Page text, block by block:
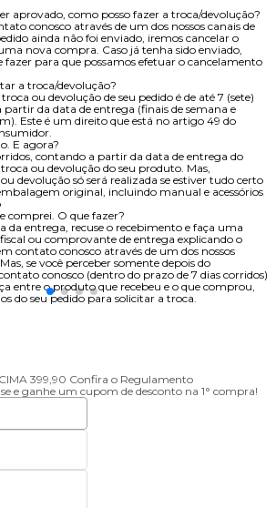
aprovado, como posso fazer a troca/devolução?
conosco através de um dos nossos canais de
ainda não foi enviado, iremos cancelar o
nova compra. Caso já tenha sido enviado,
fazer para que possamos efetuar o cancelamento
a troca/devolução?
ou devolução de seu pedido é de até 7 (sete)
partir da data de entrega (finais de semana e
Este é um direito que está no artigo 49 do
E agora?
contando a partir da data de entrega do
ou devolução do seu produto. Mas,
devolução só será realizada se estiver tudo certo
original, incluindo manual e acessórios
comprei. O que fazer?
da entrega, recuse o recebimento e faça uma
ou comprovante de entrega explicando o
contato conosco através de um dos nossos
se você perceber somente depois do
conosco (dentro do prazo de 7 dias corridos)
entre o produto que recebeu e o que comprou,
do seu pedido para solicitar a troca.
399,90 Confira o Regulamento
e ganhe um cupom de desconto na 1° compra!